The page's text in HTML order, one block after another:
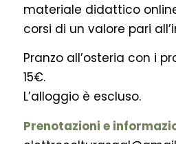
materiale didattico
corsi di un valore pari
Pranzo all’osteria con i
15€.
L’alloggio è escluso.
Prenotazioni e